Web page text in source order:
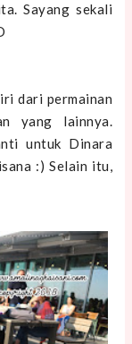
Sayang sekali
dari permainan
yang lainnya.
untuk Dinara
:) Selain itu,